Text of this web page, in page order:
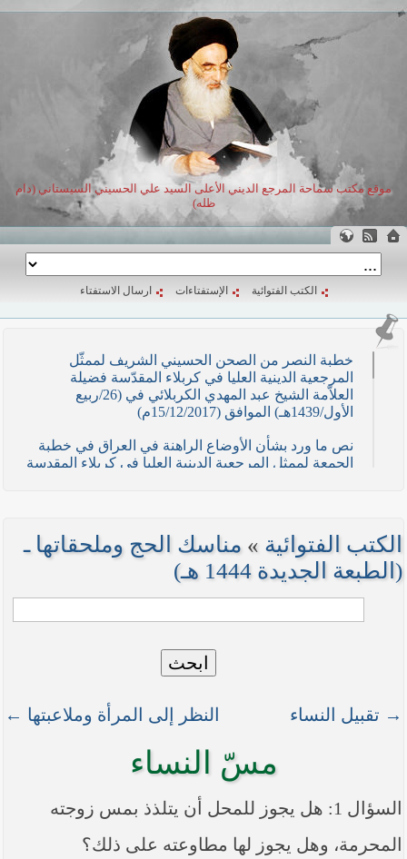
موقع مكتب سماحة المرجع الديني الأعلى السيد علي الحسيني السيستاني (دام
ظله)
الكتب الفتوائية الإستفتاءات ارسال الاستفتاء
خطبة النصر من الصحن الحسيني الشريف لممثّل
المرجعية الدينية العليا في كربلاء المقدّسة فضيلة
العلاّمة الشيخ عبد المهدي الكربلائي في (26/ربيع
الأول/1439هـ) الموافق (15/12/2017م)
نص ما ورد بشأن الأوضاع الراهنة في العراق في خطبة
الجمعة لممثل المرجعية الدينية العليا في كربلاء المقدسة
نص ما ورد بشأن الأوضاع الراهنة في العراق في خطبة
الجمعة لممثل المرجعية الدينية العليا في كربلاء المقدسة
فضيلة العلاّمة الشيخ عبد المهدي الكربلائي في (12/
نصّ ما ورد بشأن الوضع الراهن في العراق في خطبة
الجمعة التي ألقاها فضيلة العلاّمة السيد أحمد الصافي
الجمعة التي ألقاها فضيلة العلاّمة السيد أحمد الصافي
----- تصريح حول الأوضاع الراهنة في العراق
الكتب الفتوائية » مناسك الحج وملحقاتها ـ
(الطبعة الجديدة 1444 هـ)
ابحث
النظر إلى المرأة وملاعبتها ← → تقبيل النساء
مسّ النساء
السؤال 1: هل يجوز للمحل أن يتلذذ بمس زوجته
المحرمة، وهل يجوز لها مطاوعته على ذلك؟